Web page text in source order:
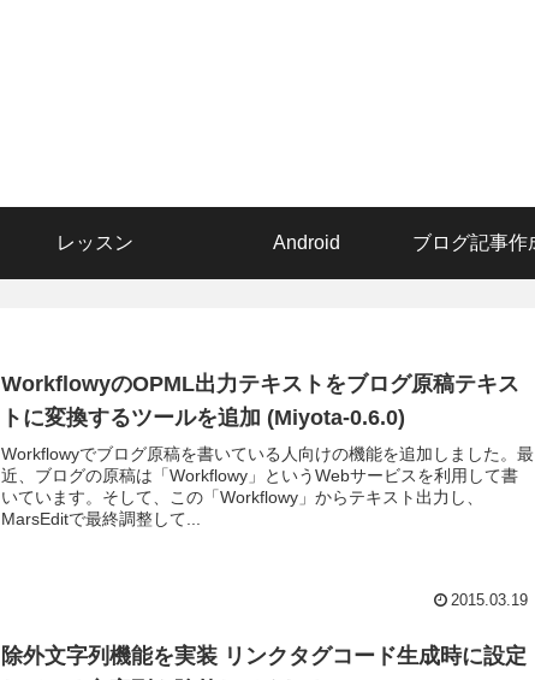
レッスン Android
WorkflowyのOPML出力テキストをブログ原稿テキス
トに変換するツールを追加 (Miyota-0.6.0)
Workflowyでブログ原稿を書いている人向けの機能を追加しました。最
近、ブログの原稿は「Workflowy」というWebサービスを利用して書
いています。そして、この「Workflowy」からテキスト出力し、
MarsEditで最終調整して...
2015.03.19
除外文字列機能を実装 リンクタグコード生成時に設定